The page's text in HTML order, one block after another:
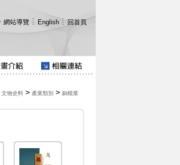
網站導覽 English 回首頁
文物史料> 產業類別 > 銅模業